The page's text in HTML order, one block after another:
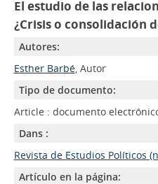
El estudio de las
¿Crisis o consolidación
Autores:
Esther Barbé, Autor
Tipo de documento:
Article : documento
Dans :
Revista de Estudios Políticos
Artículo en la página: